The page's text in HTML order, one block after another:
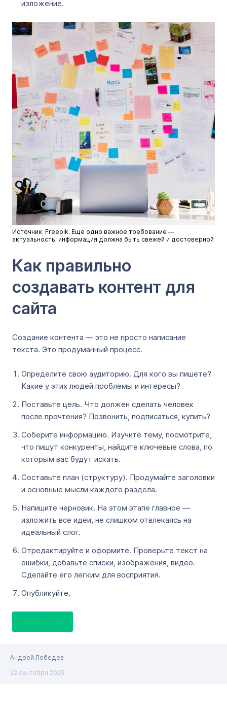
изложение.
Источник: Freepik. Еще одно важное требование ―
актуальность: информация должна быть свежей и достоверной
Как правильно
создавать контент для
сайта
Создание контента — это не просто написание
текста. Это продуманный процесс.
Определите свою аудиторию. Для кого вы пишете?
Какие у этих людей проблемы и интересы?
Поставьте цель. Что должен сделать человек
после прочтения? Позвонить, подписаться, купить?
Соберите информацию. Изучите тему, посмотрите,
что пишут конкуренты, найдите ключевые слова, по
которым вас будут искать.
Составьте план (структуру). Продумайте заголовки
и основные мысли каждого раздела.
Напишите черновик. На этом этапе главное —
изложить все идеи, не слишком отвлекаясь на
идеальный слог.
Отредактируйте и оформите. Проверьте текст на
ошибки, добавьте списки, изображения, видео.
Сделайте его легким для восприятия.
Опубликуйте.
Создать сайт
Андрей Лебедев
22 сентября 2025